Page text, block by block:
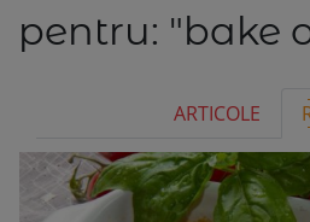
pentru: "bake
ARTICOLE